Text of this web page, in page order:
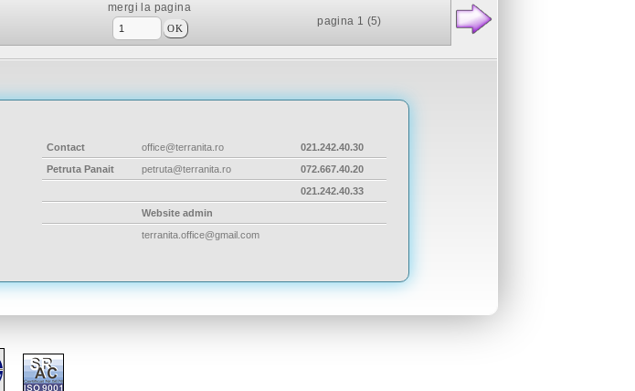
mergi la pagina
pagina 1 (5)
Contact office@terranita.ro
021.242.40.30
Petruta Panait
petruta@terranita.ro
072.667.40.20
021.242.40.33
Website admin
terranita.office@gmail.com